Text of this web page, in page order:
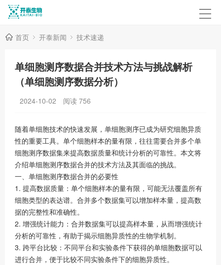
首页 开泰新闻 技术速递
单细胞测序数据合并技术方法与挑战解析
（单细胞测序数据分析）
2024-10-02 阅读 756
随着单细胞技术的快速发展，单细胞测序已成为研究细胞异质
性的重要工具。单个细胞样本的量有限，往往需要合并多个单
细胞测序数据集来提高数据质量和统计分析的可靠性。本文将
介绍单细胞测序数据合并的技术方法及其面临的挑战。
一、单细胞测序数据合并的必要性
1. 提高数据质量：单个细胞样本的量有限，可能无法覆盖所有
细胞类型的表达谱。合并多个数据集可以增加样本量，提高数
据的完整性和准确性。
2. 增强统计能力：合并数据集可以提高样本量，从而增强统计
分析的可靠性，有助于揭示细胞异质性的生物学机制。
3. 跨平台比较：不同平台和实验条件下获得的单细胞数据可以
进行合并，便于比较不同实验条件下的细胞异质性。